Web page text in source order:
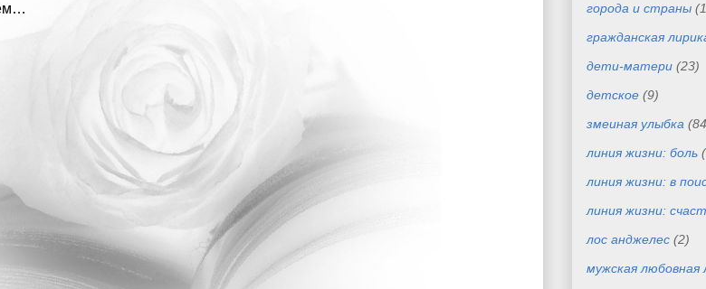
города и страны
гражданская
дети-матери (23)
детское (9)
змеиная улыбка
линия жизни: боль
линия жизни: в
линия жизни:
лос анджелес (2)
мужская любовная